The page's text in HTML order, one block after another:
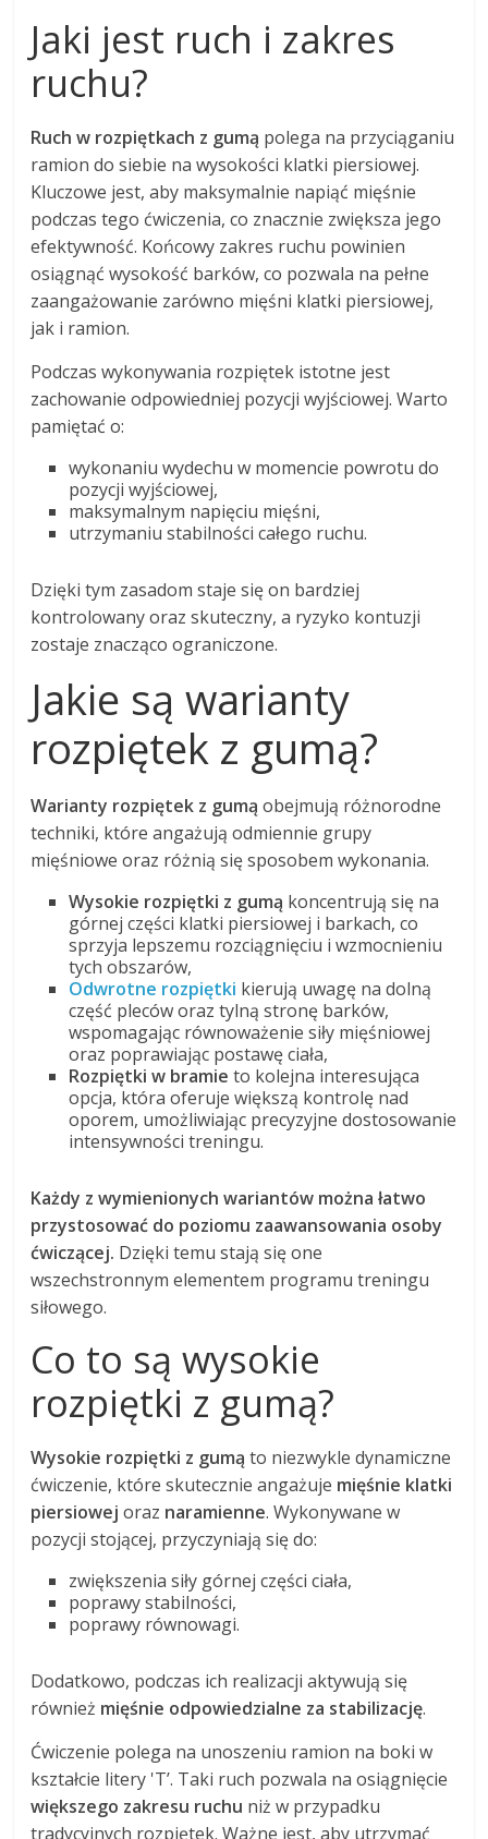
Jaki jest ruch i zakres
ruchu?
Ruch w rozpiętkach z gumą polega na przyciąganiu
ramion do siebie na wysokości klatki piersiowej.
Kluczowe jest, aby maksymalnie napiąć mięśnie
podczas tego ćwiczenia, co znacznie zwiększa jego
efektywność. Końcowy zakres ruchu powinien
osiągnąć wysokość barków, co pozwala na pełne
zaangażowanie zarówno mięśni klatki piersiowej,
jak i ramion.
Podczas wykonywania rozpiętek istotne jest
zachowanie odpowiedniej pozycji wyjściowej. Warto
pamiętać o:
wykonaniu wydechu w momencie powrotu do
pozycji wyjściowej,
maksymalnym napięciu mięśni,
utrzymaniu stabilności całego ruchu.
Dzięki tym zasadom staje się on bardziej
kontrolowany oraz skuteczny, a ryzyko kontuzji
zostaje znacząco ograniczone.
Jakie są warianty
rozpiętek z gumą?
Warianty rozpiętek z gumą obejmują różnorodne
techniki, które angażują odmiennie grupy
mięśniowe oraz różnią się sposobem wykonania.
Wysokie rozpiętki z gumą koncentrują się na
górnej części klatki piersiowej i barkach, co
sprzyja lepszemu rozciągnięciu i wzmocnieniu
tych obszarów,
Odwrotne rozpiętki kierują uwagę na dolną
część pleców oraz tylną stronę barków,
wspomagając równoważenie siły mięśniowej
oraz poprawiając postawę ciała,
Rozpiętki w bramie to kolejna interesująca
opcja, która oferuje większą kontrolę nad
oporem, umożliwiając precyzyjne dostosowanie
intensywności treningu.
Każdy z wymienionych wariantów można łatwo
przystosować do poziomu zaawansowania osoby
ćwiczącej. Dzięki temu stają się one
wszechstronnym elementem programu treningu
siłowego.
Co to są wysokie
rozpiętki z gumą?
Wysokie rozpiętki z gumą to niezwykle dynamiczne
ćwiczenie, które skutecznie angażuje mięśnie klatki
piersiowej oraz naramienne. Wykonywane w
pozycji stojącej, przyczyniają się do:
zwiększenia siły górnej części ciała,
poprawy stabilności,
poprawy równowagi.
Dodatkowo, podczas ich realizacji aktywują się
również mięśnie odpowiedzialne za stabilizację.
Ćwiczenie polega na unoszeniu ramion na boki w
kształcie litery 'T’. Taki ruch pozwala na osiągnięcie
większego zakresu ruchu niż w przypadku
tradycyjnych rozpiętek. Ważne jest, aby utrzymać